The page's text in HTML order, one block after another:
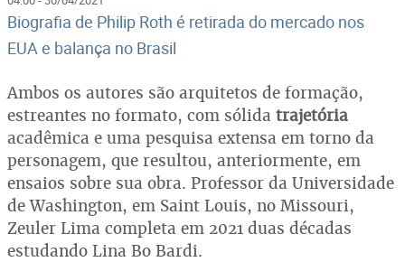
Biografia de Philip Roth é retirada do mercado nos
EUA e balança no Brasil
Ambos os autores são arquitetos de formação,
estreantes no formato, com sólida trajetória
acadêmica e uma pesquisa extensa em torno da
personagem, que resultou, anteriormente, em
ensaios sobre sua obra. Professor da Universidade
de Washington, em Saint Louis, no Missouri,
Zeuler Lima completa em 2021 duas décadas
estudando Lina Bo Bardi.